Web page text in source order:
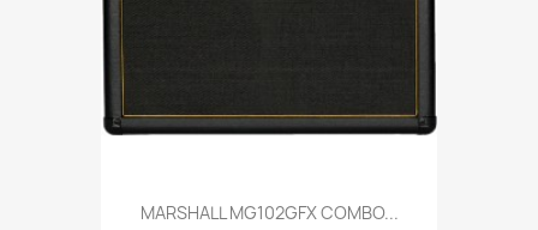
MARSHALL MG102GFX COMBO...